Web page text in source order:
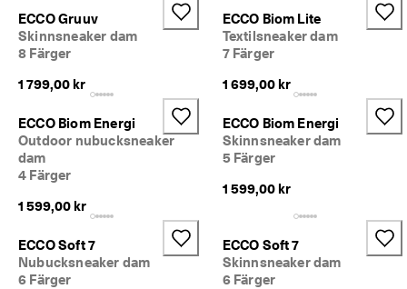
ECCO Gruuv
Skinnsneaker dam
8 Färger
1 799,00 kr
ECCO Biom Lite
Textilsneaker dam
7 Färger
1 699,00 kr
ECCO Biom Energi
Outdoor nubucksneaker
dam
4 Färger
1 599,00 kr
ECCO Biom Energi
Skinnsneaker dam
5 Färger
1 599,00 kr
ECCO Soft 7
Nubucksneaker dam
6 Färger
ECCO Soft 7
Skinnsneaker dam
6 Färger